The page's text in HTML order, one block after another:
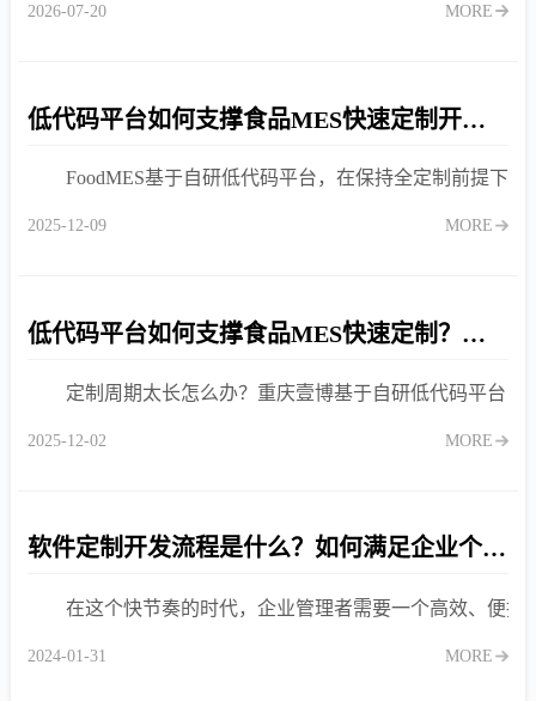
2026-07-20 MORE
低代码平台如何支撑食品MES快速定制开发？
FoodMES基于自研低代码平台，在保持全定制前提下
2025-12-09 MORE
低代码平台如何支撑食品MES快速定制？重庆壹博实践
定制周期太长怎么办？重庆壹博基于自研低代码平台
2025-12-02 MORE
软件定制开发流程是什么？如何满足企业个性需求
在这个快节奏的时代，企业管理者需要一个高效、便
2024-01-31 MORE